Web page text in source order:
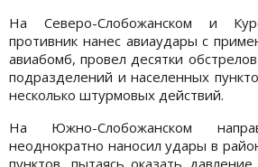
На Северо-Слобожанском и
противник нанес авиаудары с
авиабомб, провел десятки
подразделений и населенных
несколько штурмовых действий.
На Южно-Слобожанском
неоднократно наносил удары в
пунктов, пытаясь оказать